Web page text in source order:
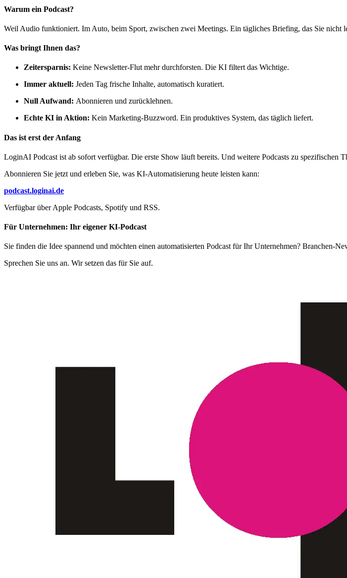
Warum ein Podcast?
Weil Audio funktioniert. Im Auto, beim Sport, zwischen zwei Meetings. Ein tägliches Briefing, das Sie nicht
Was bringt Ihnen das?
Zeitersparnis: Keine Newsletter-Flut mehr durchforsten. Die KI filtert das Wichtige.
Immer aktuell: Jeden Tag frische Inhalte, automatisch kuratiert.
Null Aufwand: Abonnieren und zurücklehnen.
Echte KI in Aktion: Kein Marketing-Buzzword. Ein produktives System, das täglich liefert.
Das ist erst der Anfang
LoginAI Podcast ist ab sofort verfügbar. Die erste Show läuft bereits. Und weitere Podcasts zu spezifischen
Abonnieren Sie jetzt und erleben Sie, was KI-Automatisierung heute leisten kann:
podcast.loginai.de
Verfügbar über Apple Podcasts, Spotify und RSS.
Für Unternehmen: Ihr eigener KI-Podcast
Sie finden die Idee spannend und möchten einen automatisierten Podcast für Ihr Unternehmen?
Sprechen Sie uns an. Wir setzen das für Sie auf.